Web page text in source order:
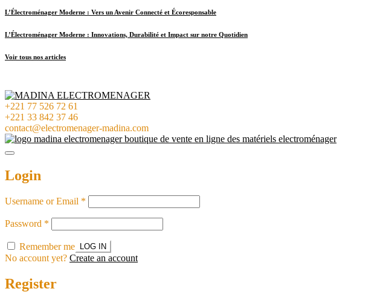
L’Électroménager Moderne : Vers un Avenir Connecté et Écoresponsable
L’Électroménager Moderne : Innovations, Durabilité et Impact sur notre Quotidien
Voir tous nos articles
+221 77 526 72 61
+221 33 842 37 46
contact@electromenager-madina.com
Login
Username or Email *
Password *
Remember me
No account yet? Create an account
Register